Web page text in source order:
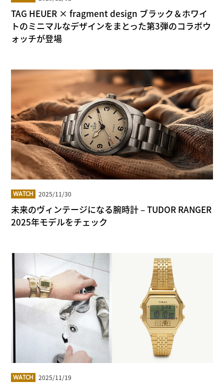
TAG HEUER × fragment design ブラック＆ホワイ
トのミニマルなデザインをまとった第3弾のコラボウ
ォッチが登場
WATCH 2025/11/30
未来のヴィンテージになる腕時計 – TUDOR RANGER
2025年モデルをチェック
WATCH 2025/11/19